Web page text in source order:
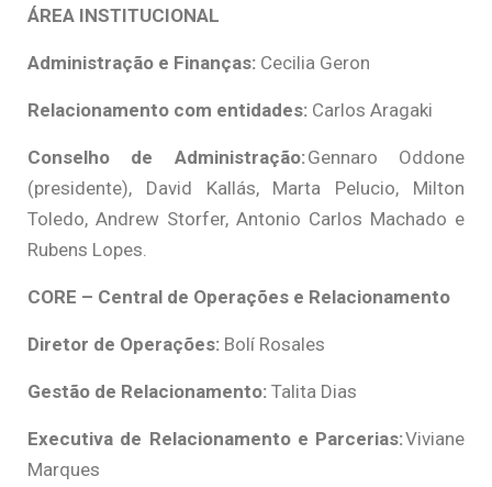
ÁREA INSTITUCIONAL
Administração e Finanças: Cecilia Geron
Relacionamento com entidades: Carlos Aragaki
Conselho de Administração:Gennaro Oddone
(presidente), David Kallás, Marta Pelucio, Milton
Toledo, Andrew Storfer, Antonio Carlos Machado e
Rubens Lopes.
CORE – Central de Operações e Relacionamento
Diretor de Operações: Bolí Rosales
Gestão de Relacionamento: Talita Dias
Executiva de Relacionamento e Parcerias:Viviane
Marques